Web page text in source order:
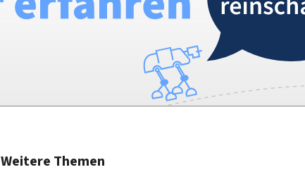
Weitere Themen